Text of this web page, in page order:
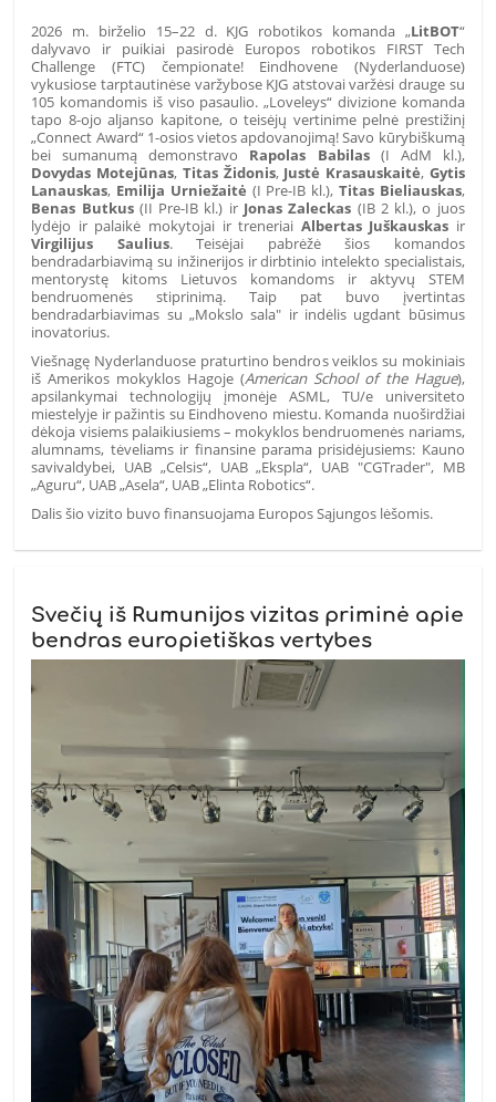
2026 m. birželio 15–22 d. KJG robotikos komanda „LitBOT“
dalyvavo ir puikiai pasirodė Europos robotikos FIRST Tech
Challenge (FTC) čempionate! Eindhovene (Nyderlanduose)
vykusiose tarptautinėse varžybose KJG atstovai varžėsi drauge su
105 komandomis iš viso pasaulio. „Loveleys“ divizione komanda
tapo 8-ojo aljanso kapitone, o teisėjų vertinime pelnė prestižinį
„Connect Award“ 1-osios vietos apdovanojimą! Savo kūrybiškumą
bei sumanumą demonstravo Rapolas Babilas (I AdM kl.),
Dovydas Motejūnas, Titas Židonis, Justė Krasauskaitė, Gytis
Lanauskas, Emilija Urniežaitė (I Pre-IB kl.), Titas Bieliauskas,
Benas Butkus(II Pre-IB kl.) ir Jonas Zaleckas (IB 2 kl.), o juos
lydėjo ir palaikė mokytojai ir treneriai Albertas Juškauskas ir
Virgilijus Saulius. Teisėjai pabrėžė šios komandos
bendradarbiavimą su inžinerijos ir dirbtinio intelekto specialistais,
mentorystę kitoms Lietuvos komandoms ir aktyvų STEM
bendruomenės stiprinimą. Taip pat buvo įvertintas
bendradarbiavimas su „Mokslo sala" ir indėlis ugdant būsimus
inovatorius.
Viešnagę Nyderlanduose praturtino bendros veiklos su mokiniais
iš Amerikos mokyklos Hagoje (American School of the Hague),
apsilankymai technologijų įmonėje ASML, TU/e universiteto
miestelyje ir pažintis su Eindhoveno miestu. Komanda nuoširdžiai
dėkoja visiems palaikiusiems – mokyklos bendruomenės nariams,
alumnams, tėveliams ir finansine parama prisidėjusiems: Kauno
savivaldybei, UAB „Celsis“, UAB „Ekspla“, UAB "CGTrader", MB
„Aguru“, UAB „Asela“, UAB „Elinta Robotics“.
Dalis šio vizito buvo finansuojama Europos Sąjungos lėšomis.
Svečių iš Rumunijos vizitas priminė apie
bendras europietiškas vertybes